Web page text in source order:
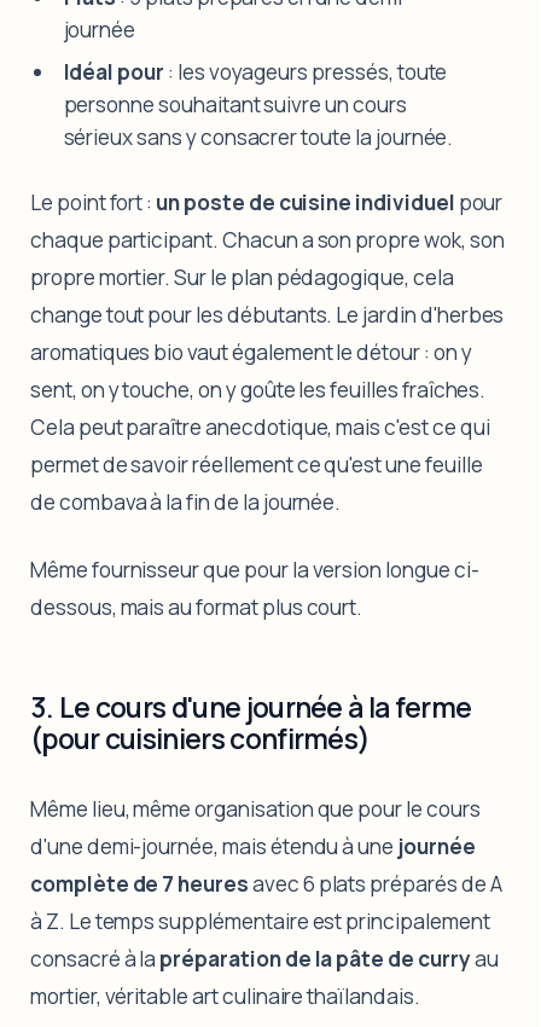
journée
Idéal pour : les voyageurs pressés, toute
personne souhaitant suivre un cours
sérieux sans y consacrer toute la journée.
Le point fort : un poste de cuisine individuel pour
chaque participant. Chacun a son propre wok, son
propre mortier. Sur le plan pédagogique, cela
change tout pour les débutants. Le jardin d'herbes
aromatiques bio vaut également le détour : on y
sent, on y touche, on y goûte les feuilles fraîches.
Cela peut paraître anecdotique, mais c'est ce qui
permet de savoir réellement ce qu'est une feuille
de combava à la fin de la journée.
Même fournisseur que pour la version longue ci-
dessous, mais au format plus court.
3. Le cours d'une journée à la ferme
(pour cuisiniers confirmés)
Même lieu, même organisation que pour le cours
d'une demi-journée, mais étendu à une journée
complète de 7 heuresavec 6 plats préparés de A
à Z. Le temps supplémentaire est principalement
consacré à la préparation de la pâte de curryau
mortier, véritable art culinaire thaïlandais.